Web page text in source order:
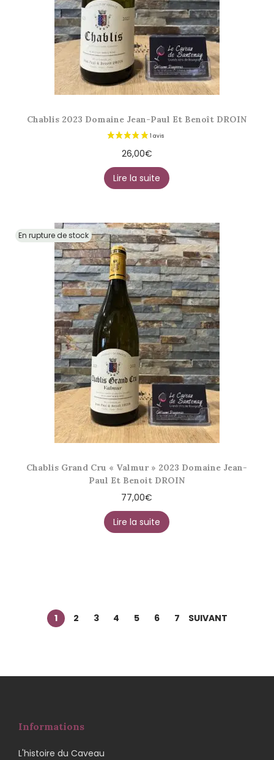
Chablis 2023 Domaine Jean-Paul Et Benoît DROIN
26,00€
Lire la suite
En rupture de stock
Chablis Grand Cru « Valmur » 2023 Domaine Jean-
Paul Et Benoit DROIN
77,00€
Lire la suite
1 2 3 4 5 6 7 SUIVANT
Informations
L'histoire du Caveau